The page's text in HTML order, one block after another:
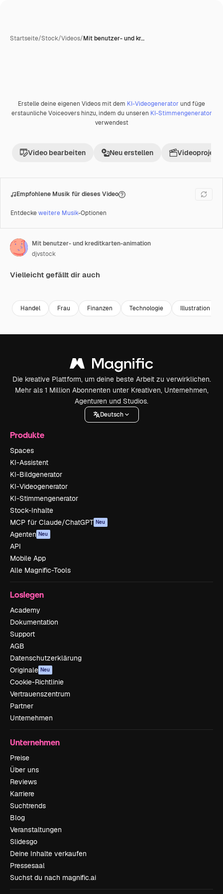
Startseite/Stock/Videos/Mit benutzer- und kr…
Premium
Erstelle deine eigenen Videos mit dem KI-Videogenerator und füge
erstaunliche Voiceovers hinzu, indem du unseren KI-Stimmengenerator
verwendest
Video bearbeiten Neu erstellen Videoprojekt
Empfohlene Musik für dieses Video
Entdeckeweitere Musik-Optionen
Mit benutzer- und kreditkarten-animation
djvstock
Vielleicht gefällt dir auch
Handel Frau Finanzen Technologie Illustration
Die kreative Plattform, um deine beste Arbeit zu verwirklichen.
Mehr als 1 Million Abonnenten unter Kreativen, Unternehmen,
Agenturen und Studios.
Deutsch
Produkte
Spaces
KI-Assistent
KI-Bildgenerator
KI-Videogenerator
KI-Stimmengenerator
Stock-Inhalte
MCP für Claude/ChatGPT Neu
Agenten Neu
API
Mobile App
Alle Magnific-Tools
Loslegen
Academy
Dokumentation
Support
AGB
Datenschutzerklärung
Originale Neu
Cookie-Richtlinie
Vertrauenszentrum
Partner
Unternehmen
Unternehmen
Preise
Über uns
Reviews
Karriere
Suchtrends
Blog
Veranstaltungen
Slidesgo
Deine Inhalte verkaufen
Pressesaal
Suchst du nach magnific.ai